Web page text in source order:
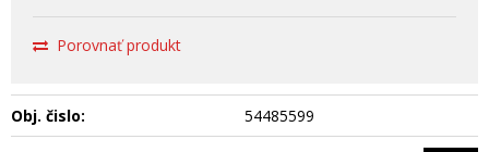
Porovnať produkt
Obj. čislo: 54485599